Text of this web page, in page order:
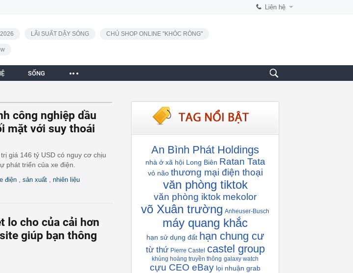
Liên hệ
LÃI SUẤT DẬY SÓNG CHỦ SHOP ONLINE "KHÓC RÒNG"
SỐNG
công nghiệp dầu
mặt với suy thoái
giá 146 tỷ USD có nguy cơ chịu
phát triển của xe điện.
điện sản xuất nhiên liệu
lo cho của cải hơn
giúp bạn thông
An Bình Phát Holdings
nhà ở xã hội Long Biên Ratan Tata
vỏ não thương mại điện thoại
văn phòng tiktok
văn phòng iktok mekolor
võ Xuân trường Anheuser-Busch
máy quang khắc
hạn sử dụng đất hạn chung cư
từ thứ Pierre Castel castel group
khủng hoàng truyền thông galaxy watch
cựu CEO eBay lọi nhuận grab